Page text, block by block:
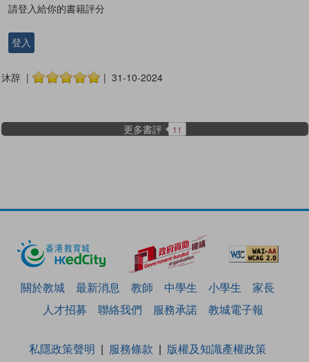
請登入給你的書籍評分
登入
沐辞 | | 31-10-2024
更多書評 11
關於教城 最新消息 教師 中學生 小學生
家長
人才招募
聯絡我們 服務承諾 教城電子報
私隱政策聲明 服務條款 版權及知識產權政策